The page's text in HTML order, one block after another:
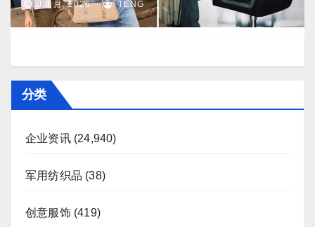
J 8 月, 2026 TENG
分类
企业资讯(24,940)
军用纺织品 (38)
创意服饰(419)